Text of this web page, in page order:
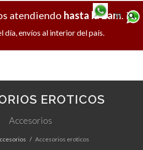
X
atendiendo hasta la 2am.
día, envíos al interior del país.
EROTICOS
Accesorios
Accesorios eroticos